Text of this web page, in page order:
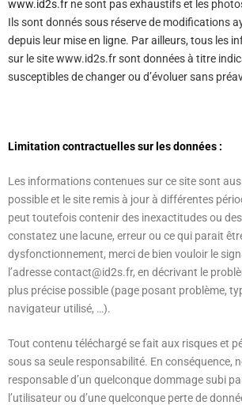
www.id2s.fr ne sont pas exhaustifs et les
Ils sont donnés sous réserve de modifications
depuis leur mise en ligne. Par ailleurs, tous les
sur le site www.id2s.frsont données à titre
susceptibles de changer ou d’évoluer sans
Limitation contractuelles sur les données :
Les informations contenues sur ce site sont
possible et le site remis à jour à différentes
peut toutefois contenir des inexactitudes ou
constatez une lacune, erreur ou ce qui parait
dysfonctionnement, merci de bien vouloir le
l’adresse contact@id2s.fr, en décrivant le
plus précise possible (page posant problème,
navigateur utilisé, …).
Tout contenu téléchargé se fait aux risques et
sous sa seule responsabilité. En conséquence,
responsable d’un quelconque dommage subi
l’utilisateur ou d’une quelconque perte de